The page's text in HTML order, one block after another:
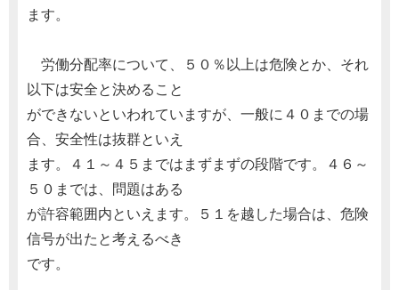
ます。
労働分配率について、５０％以上は危険とか、それ
以下は安全と決めること
ができないといわれていますが、一般に４０までの場
合、安全性は抜群といえ
ます。４１～４５まではまずまずの段階です。４６～
５０までは、問題はある
が許容範囲内といえます。５１を越した場合は、危険
信号が出たと考えるべき
です。